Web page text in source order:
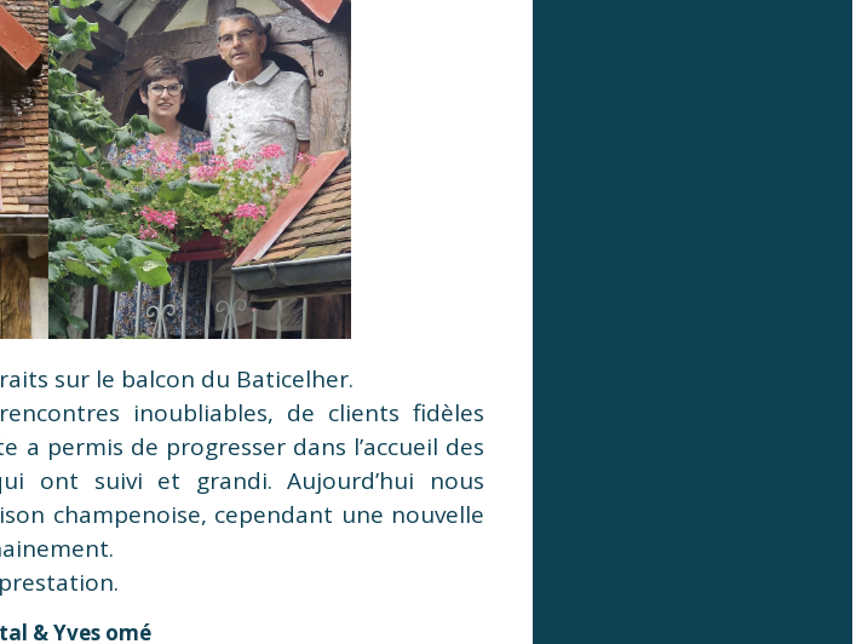
sur le balcon du Baticelher.
inoubliables, de clients fidèles
a permis de progresser dans l’accueil des
ont suivi et grandi. Aujourd’hui nous
champenoise, cependant une nouvelle
& Yves omé